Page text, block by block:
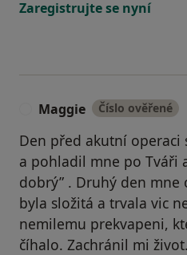
Zaregistrujte se nyní
Maggie Číslo ověřené
Den před akutní
a pohladil mne po Tváři
dobrý” . Druhý den mne
byla složitá a trvala vic
nemilemu prekvapeni,
číhalo. Zachránil mi život.